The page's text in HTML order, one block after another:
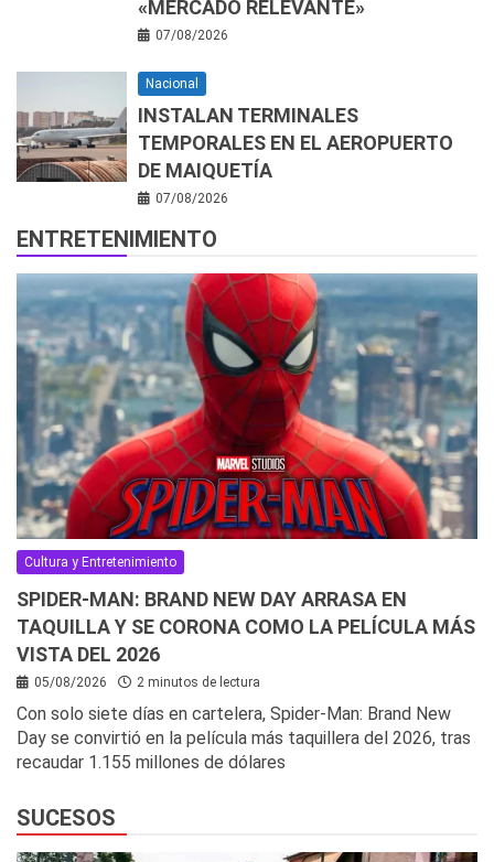
«MERCADO RELEVANTE»
07/08/2026
Nacional
INSTALAN TERMINALES
TEMPORALES EN EL AEROPUERTO
DE MAIQUETÍA
07/08/2026
ENTRETENIMIENTO
Cultura y Entretenimiento
SPIDER-MAN: BRAND NEW DAY ARRASA EN
TAQUILLA Y SE CORONA COMO LA PELÍCULA MÁS
VISTA DEL 2026
05/08/2026 2 minutos de lectura
Con solo siete días en cartelera, Spider-Man: Brand New
Day se convirtió en la película más taquillera del 2026, tras
recaudar 1.155 millones de dólares
SUCESOS